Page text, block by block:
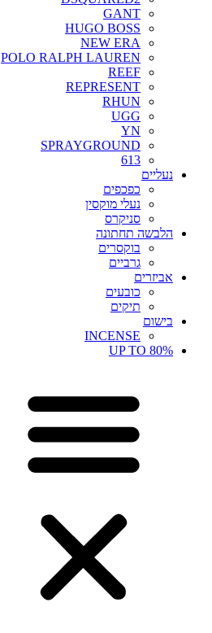
GANT
HUGO BOSS
NEW ERA
POLO RALPH LAUREN
REEF
REPRESENT
RHUN
UGG
YN
SPRAYGROUND
613
נעליים
כפכפים
נעלי מוקסין
סניקרס
הלבשה תחתונה
בוקסרים
גרביים
אביזרים
כובעים
תיקים
בישום
INCENSE
UP TO 80%